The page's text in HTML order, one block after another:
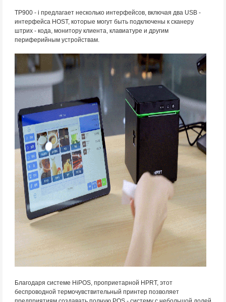
TP900 - i предлагает несколько интерфейсов, включая два USB -
интерфейса HOST, которые могут быть подключены к сканеру
штрих - кода, монитору клиента, клавиатуре и другим
периферийным устройствам.
Благодаря системе HiPOS, проприетарной HPRT, этот
беспроводной термочувствительный принтер позволяет